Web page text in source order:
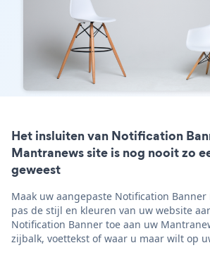
Het insluiten van Notification
Mantranews site is nog nooit zo
geweest
Maak uw aangepaste Notification
pas de stijl en kleuren van uw website
Notification Banner toe aan uw
zijbalk, voettekst of waar u maar wilt op